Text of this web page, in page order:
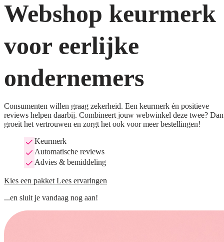
Webshop keurmerk
voor eerlijke
ondernemers
Consumenten willen graag zekerheid. Een keurmerk én positieve
reviews helpen daarbij. Combineert jouw webwinkel deze twee? Dan
groeit het vertrouwen en zorgt het ook voor meer bestellingen!
Keurmerk
Automatische reviews
Advies & bemiddeling
Kies een pakket Lees ervaringen
...en sluit je vandaag nog aan!